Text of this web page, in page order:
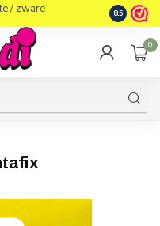
/ zware 8.5
0